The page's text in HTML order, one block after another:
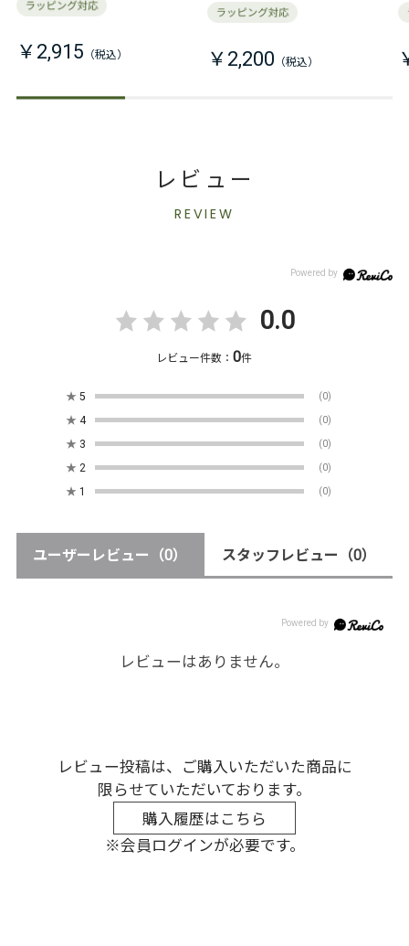
￥2,915 ￥2,200
レビュー
REVIEW
0.0
レビュー件数：0件
★ 5 (0)
★ 4 (0)
★ 3 (0)
★ 2 (0)
★ 1 (0)
ユーザーレビュー （0） スタッフレビュー （0）
レビューはありません。
レビュー投稿は、ご購入いただいた商品に
限らせていただいております。
購入履歴はこちら
※会員ログインが必要です。